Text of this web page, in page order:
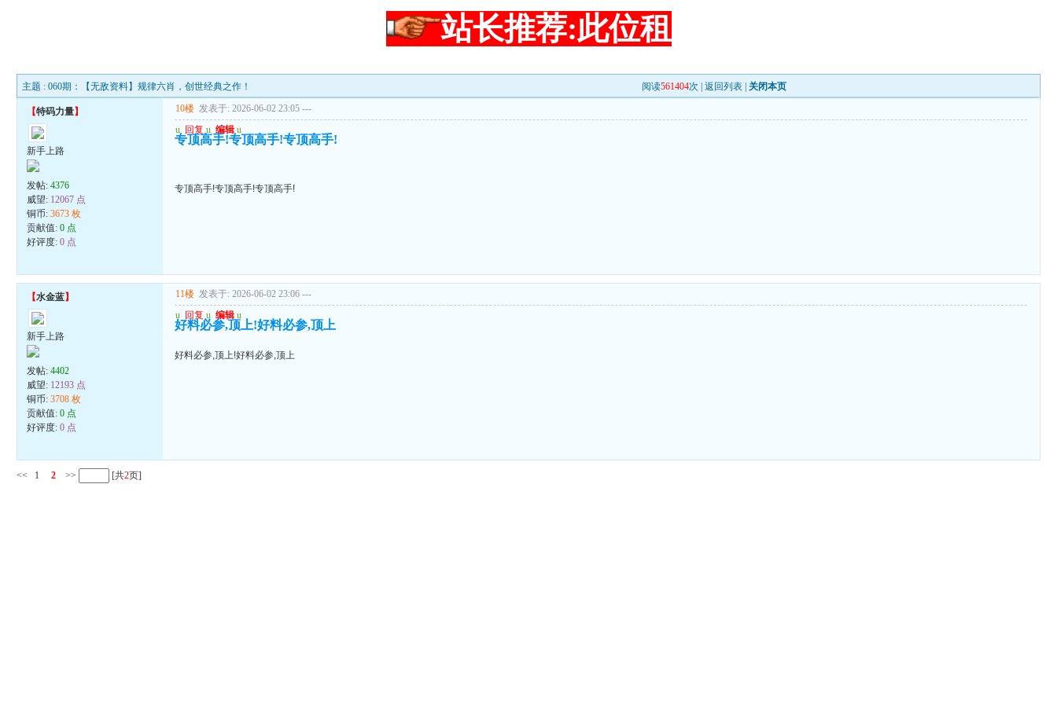
站长推荐:此位租
主题 : 060期：【无敌资料】规律六肖，创世经典之作！ 阅读561404次 |返回列表 关闭本页
【特码力量】
新手上路
发帖:4376
威望: 12067 点
铜币:3673 枚
贡献值:0 点
好评度:0 点
10楼 发表于: 2026-06-02 23:05 ---
u 回复 u 编辑 u
专顶高手!专顶高手!专顶高手!
专顶高手!专顶高手!专顶高手!
【水金蓝】
新手上路
发帖:4402
威望: 12193 点
铜币:3708 枚
贡献值:0 点
好评度:0 点
11楼 发表于: 2026-06-02 23:06 ---
u 回复 u 编辑 u
好料必参,顶上!好料必参,顶上
好料必参,顶上!好料必参,顶上
<< 1 2 >> [共2页]